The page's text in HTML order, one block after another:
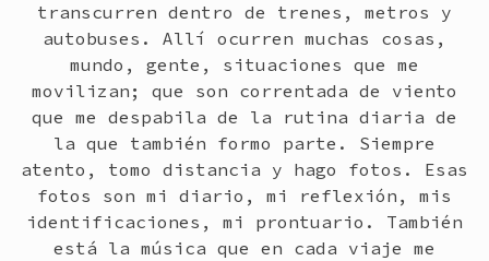
transcurren dentro de trenes, metros y
autobuses. Allí ocurren muchas cosas,
mundo, gente, situaciones que me
movilizan; que son correntada de viento
que me despabila de la rutina diaria de
la que también formo parte. Siempre
atento, tomo distancia y hago fotos. Esas
fotos son mi diario, mi reflexión, mis
identificaciones, mi prontuario. También
está la música que en cada viaje me